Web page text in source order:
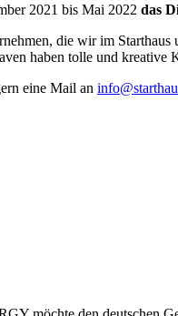
2021 bis Mai 2022 das
die wir im Starthaus
haben tolle und
eine Mail an